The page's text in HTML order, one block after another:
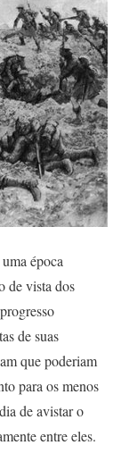
época
de vista dos
de suas
que poderiam
para os menos
de avistar o
entre eles.